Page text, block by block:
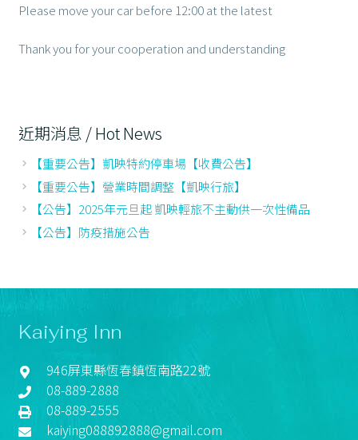
Please move your car before 12:00 at the latest
Thank you for your cooperation and understanding
近期消息 / Hot News
【重要公告】凱映特約停車場【收費公告】
【重要公告】營業時間調整【凱映行旅】
【公告】2025年元旦起 凱映輕旅不主動供一次性備品
【公告】防疫措施公告
Kaiying Inn
946屏東縣恆春鎮恆南路22號
08-889-2888
08-889-2555
kaiying088892888@gmail.com